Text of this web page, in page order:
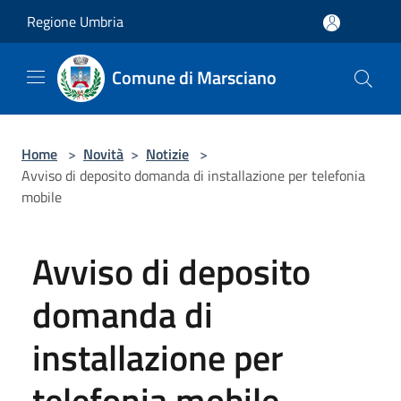
Regione Umbria
Comune di Marsciano
Home > Novità > Notizie >
Avviso di deposito domanda di installazione per telefonia
mobile
Avviso di deposito
domanda di
installazione per